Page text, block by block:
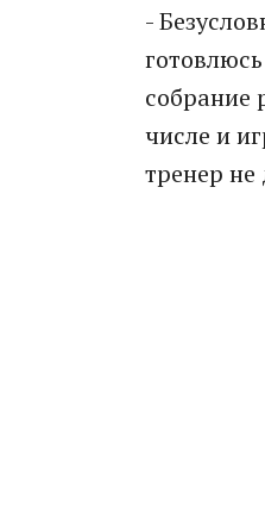
-
собрание
числе и
тренер не